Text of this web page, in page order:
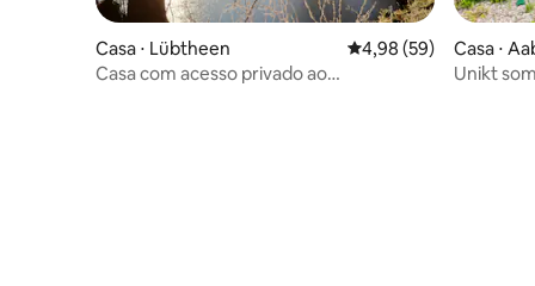
Casa ⋅ Lübtheen 4,98 de uma avaliação
4,98 (59)
Casa com acesso privado ao
Casa ⋅
Unikt